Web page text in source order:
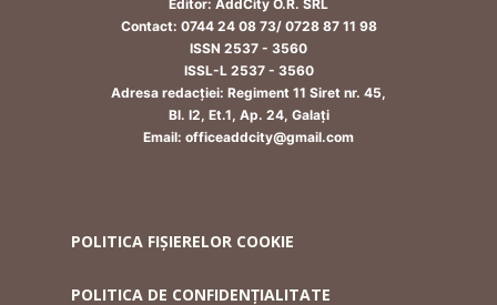
Editor: AddCity O.R. SRL
Contact: 0744 24 08 73/ 0728 87 11 98
ISSN 2537 - 3560
ISSL-L 2537 - 3560
Adresa redacției: Regiment 11 Siret nr. 45,
Bl. I2, Et.1, Ap. 24, Galați
Email: officeaddcity@gmail.com
POLITICA FIȘIERELOR COOKIE
POLITICA DE CONFIDENȚIALITATE